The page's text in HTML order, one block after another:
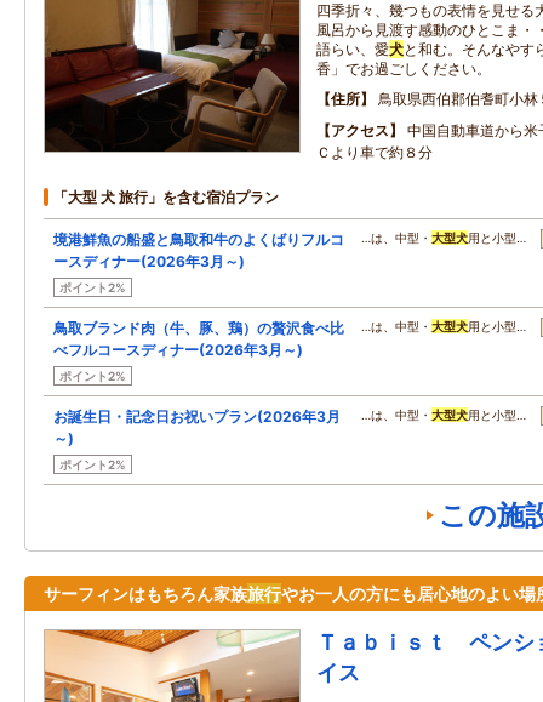
四季折々、幾つもの表情を見せる
風呂から見渡す感動のひとこま・
語らい、愛犬と和む。そんなやす
香」でお過ごしください。
住所
鳥取県西伯郡伯耆町小林
アクセス
中国自動車道から
Ｃより車で約８分
「大型 犬 旅行」を含む宿泊プラン
境港鮮魚の船盛と鳥取和牛のよくばりフルコ
ースディナー(2026年3月～)
ポイント2%
…は、中型・ 大型犬用と小型…
鳥取ブランド肉（牛、豚、鶏）の贅沢食べ比
べフルコースディナー(2026年3月～)
ポイント2%
…は、中型・ 大型犬用と小型…
お誕生日・記念日お祝いプラン(2026年3月
～)
ポイント2%
…は、中型・ 大型犬用と小型…
この施
サーフィンはもちろん家族旅行やお一人の方にも居心地のよい場
Ｔａｂｉｓｔ ペン
イス